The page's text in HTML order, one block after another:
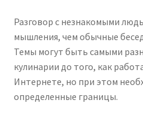
Разговор с незнакомыми
мышления, чем обычные
Темы могут быть самыми
кулинарии до того, как
Интернете, но при этом
определенные границы.